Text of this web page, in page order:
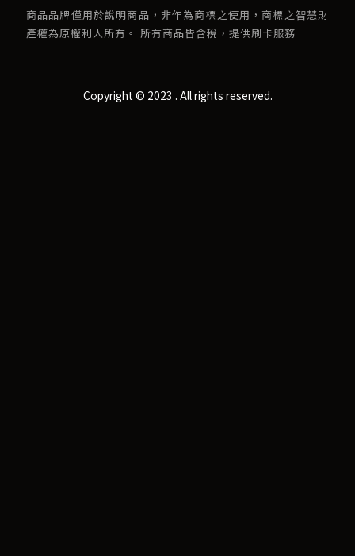
商品品牌僅用於說明商品，非作為商標之使用，商標之智慧財
產權為原權利人所有。 所有商品皆含稅，提供刷卡服務
Copyright © 2023 . All rights reserved.